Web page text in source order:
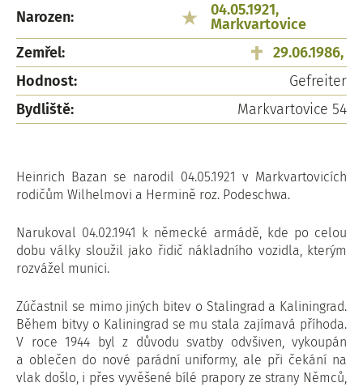
Narozen:
04.05.1921,
Markvartovice
Zemřel:
29.06.1986,
Hodnost:
Gefreiter
Bydliště:
Markvartovice 54
Heinrich Bazan se narodil 04.05.1921 v Markvartovicích
rodičům Wilhelmovi a Hermině roz. Podeschwa.
Narukoval 04.02.1941 k německé armádě, kde po celou
dobu války sloužil jako řidič nákladního vozidla, kterým
rozvážel munici.
Zúčastnil se mimo jiných bitev o Stalingrad a Kaliningrad.
Během bitvy o Kaliningrad se mu stala zajímavá příhoda.
V roce 1944 byl z důvodu svatby odvšiven, vykoupán
a oblečen do nové parádní uniformy, ale při čekání na
vlak došlo, i přes vyvěšené bílé prapory ze strany Němců,